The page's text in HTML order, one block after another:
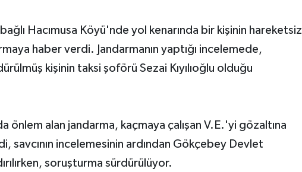
Hacımusa Köyü'nde yol kenarında bir kişinin hareketsiz
haber verdi. Jandarmanın yaptığı incelemede,
kişinin taksi şoförü Sezai Kıyılıoğlu olduğu
önlem alan jandarma, kaçmaya çalışan V.E.'yi gözaltına
savcının incelemesinin ardından Gökçebey Devlet
soruşturma sürdürülüyor.